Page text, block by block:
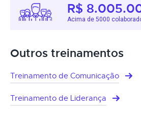
R$
Acima de 5000
Outros treinamentos
Treinamento de Comunicação
Treinamento de Liderança